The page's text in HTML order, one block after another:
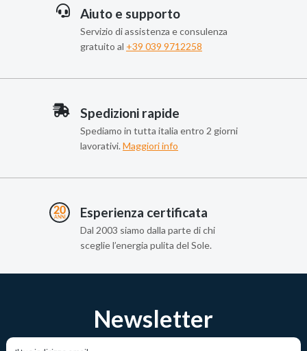
Aiuto e supporto
Servizio di assistenza e consulenza
gratuito al +39 039 9712258
Spedizioni rapide
Spediamo in tutta italia entro 2 giorni
lavorativi. Maggiori info
Esperienza certificata
Dal 2003 siamo dalla parte di chi
sceglie l’energia pulita del Sole.
Newsletter